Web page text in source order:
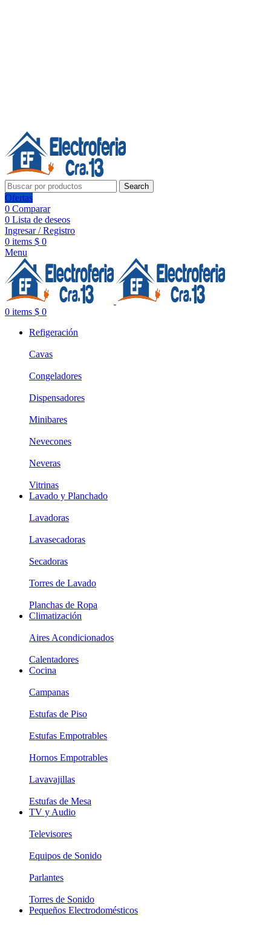
Search
Ofertas
0 Comparar
0 Lista de deseos
Ingresar / Registro
0 items $ 0
Menu
0 items $ 0
Refigeración
Cavas
Congeladores
Dispensadores
Minibares
Nevecones
Neveras
Vitrinas
Lavado y Planchado
Lavadoras
Lavasecadoras
Secadoras
Torres de Lavado
Planchas de Ropa
Climatización
Aires Acondicionados
Calentadores
Cocina
Campanas
Estufas de Piso
Estufas Empotrables
Hornos Empotrables
Lavavajillas
Estufas de Mesa
TV y Audio
Televisores
Equipos de Sonido
Parlantes
Torres de Sonido
Pequeños Electrodomésticos